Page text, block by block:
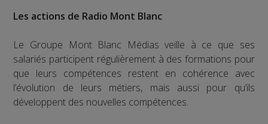
Les actions de Radio Mont Blanc
Le Groupe Mont Blanc Médias veille à ce que ses
salariés participent régulièrement à des formations pour
que leurs compétences restent en cohérence avec
l’évolution de leurs métiers, mais aussi pour qu’ils
développent des nouvelles compétences.